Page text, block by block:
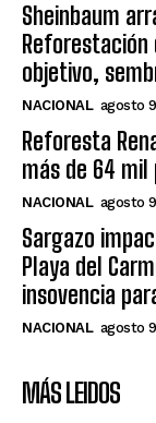
Sheinbaum
Reforestación
objetivo,
NACIONAL agosto
Reforesta
más de 64
NACIONAL agosto
Sargazo
Playa del
insovencia
NACIONAL agosto
MÁS LEIDOS